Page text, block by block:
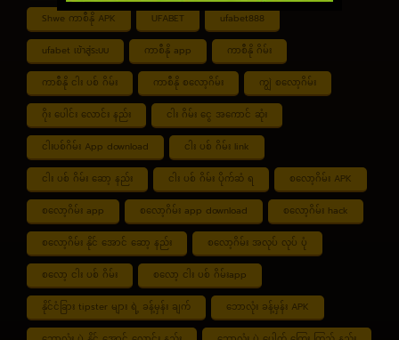
Shwe ကာစီနို APK UFABET ufabet888
ufabet เข้าสู่ระบบ ကာစီနို app ကာစီနို ဂိမ်း
ကာစီနို ငါး ပစ် ဂိမ်း ကာစီနို စလော့ဂိမ်း ကျွဲ စလော့ဂိမ်း
ဂိုး ပေါင်း လောင်း နည်း ငါး ဂိမ်း ငွေ အကောင် ဆုံး
ငါးပစ်ဂိမ်း App download ငါး ပစ် ဂိမ်း link
ငါး ပစ် ဂိမ်း ဆော့ နည်း ငါး ပစ် ဂိမ်း ပိုက်ဆံ ရ စလော့ဂိမ်း APK
စလော့ဂိမ်း app စလော့ဂိမ်း app download စလော့ဂိမ်း hack
စလော့ဂိမ်း နိုင် အောင် ဆော့ နည်း စလော့ဂိမ်း အလုပ် လုပ် ပုံ
စလော့ ငါး ပစ် ဂိမ်း စလော့ ငါး ပစ် ဂိမ်းapp
နိုင်ငံခြား tipster များ ရဲ့ ခန့်မှန်း ချက် ဘောလုံး ခန့်မှန်း APK